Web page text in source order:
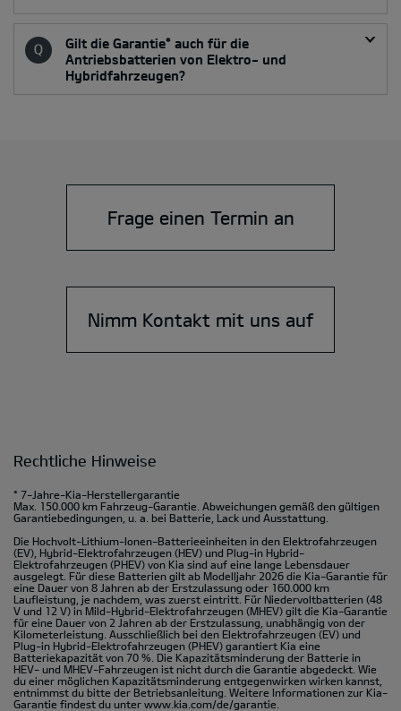
Gilt die Garantie* auch für die
Antriebsbatterien von Elektro- und
Hybridfahrzeugen?
Frage einen Termin an
Nimm Kontakt mit uns auf
Rechtliche Hinweise
* 7-Jahre-Kia-Herstellergarantie
Max. 150.000 km Fahrzeug-Garantie. Abweichungen gemäß den gültigen
Garantiebedingungen, u. a. bei Batterie, Lack und Ausstattung.
Die Hochvolt-Lithium-Ionen-Batterieeinheiten in den Elektrofahrzeugen
(EV), Hybrid-Elektrofahrzeugen (HEV) und Plug-in Hybrid-
Elektrofahrzeugen (PHEV) von Kia sind auf eine lange Lebensdauer
ausgelegt. Für diese Batterien gilt ab Modelljahr 2026 die Kia-Garantie für
eine Dauer von 8 Jahren ab der Erstzulassung oder 160.000 km
Laufleistung, je nachdem, was zuerst eintritt. Für Niedervoltbatterien (48
V und 12 V) in Mild-Hybrid-Elektrofahrzeugen (MHEV) gilt die Kia-Garantie
für eine Dauer von 2 Jahren ab der Erstzulassung, unabhängig von der
Kilometerleistung. Ausschließlich bei den Elektrofahrzeugen (EV) und
Plug-in Hybrid-Elektrofahrzeugen (PHEV) garantiert Kia eine
Batteriekapazität von 70 %. Die Kapazitätsminderung der Batterie in
HEV- und MHEV-Fahrzeugen ist nicht durch die Garantie abgedeckt. Wie
du einer möglichen Kapazitätsminderung entgegenwirken wirken kannst,
entnimmst du bitte der Betriebsanleitung. Weitere Informationen zur Kia-
Garantie findest du unter www.kia.com/de/garantie.